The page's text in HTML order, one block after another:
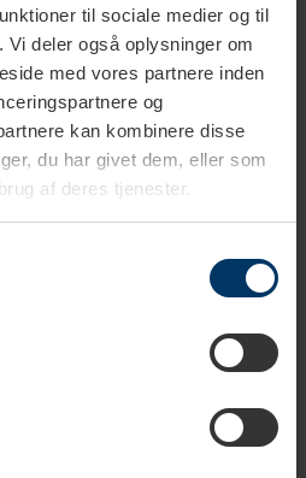
til sociale medier og til
deler også oplysninger om
med vores partnere inden
og
kan kombinere disse
du har givet dem, eller som
af deres tjenester.
til kurv
Kaffe - 9x400g
til kurv
2,1kg Hele kaffebønner
2,2kg Hele kaffebønner